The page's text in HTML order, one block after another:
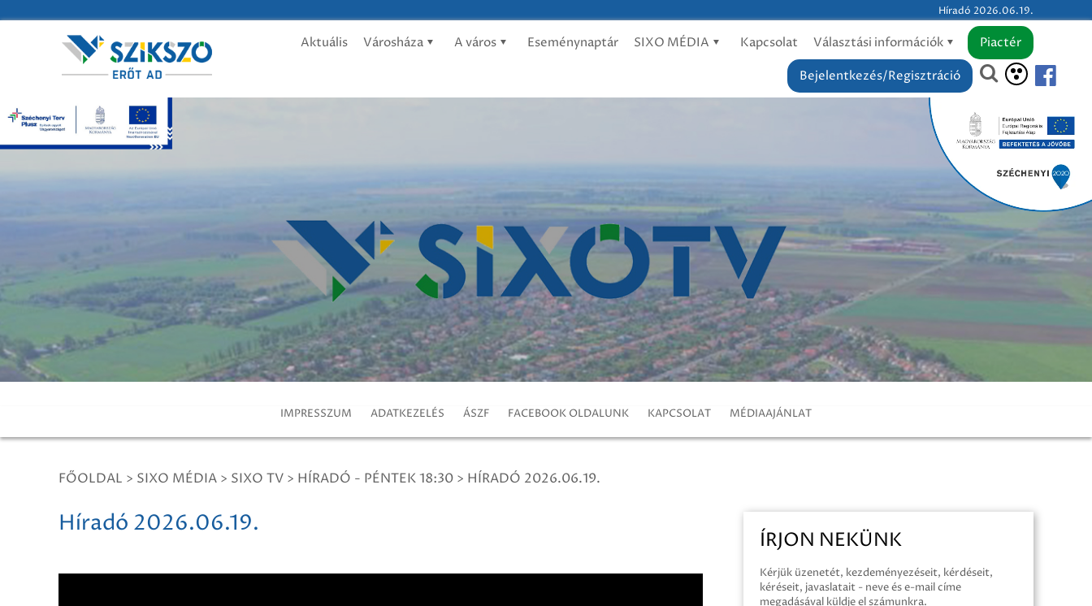
Híradó 2026.06.19.
Aktuális Városháza A város Eseménynaptár SIXO MÉDIA Kapcsolat Választási információk
Piactér
Bejelentkezés/Regisztráció
IMPRESSZUM ADATKEZELÉS ÁSZF FACEBOOK OLDALUNK KAPCSOLAT MÉDIAAJÁNLAT
FŐOLDAL > SIXO MÉDIA > SIXO TV > HÍRADÓ - PÉNTEK 18:30 > HÍRADÓ 2026.06.19.
Híradó 2026.06.19.
ÍRJON NEKÜNK
Kérjük üzenetét, kezdeményezéseit, kérdéseit,
kéréseit, javaslatait - neve és e-mail címe
megadásával küldje el számunkra.